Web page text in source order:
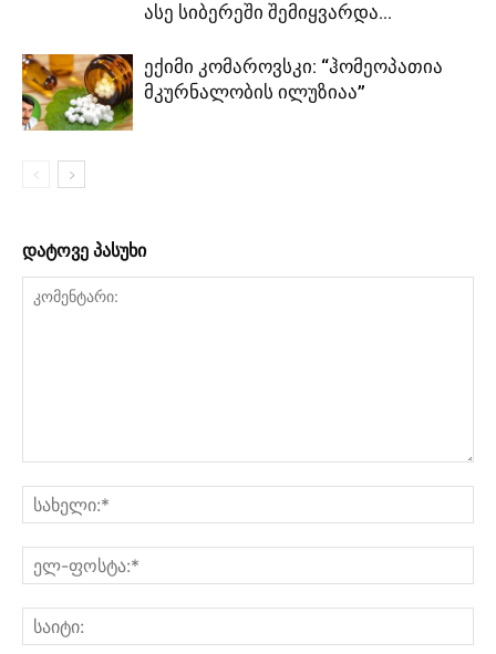
ასე სიბერეში შემიყვარდა...
ექიმი კომაროვსკი: “ჰომეოპათია
მკურნალობის ილუზიაა”
დატოვე პასუხი